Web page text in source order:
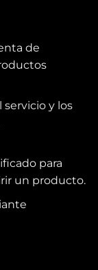
de
servicio y los
para
un producto.